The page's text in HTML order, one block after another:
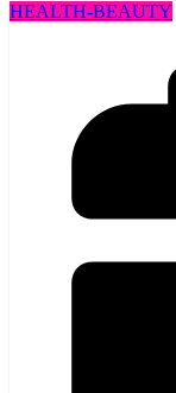
HEALTH​-BEAUTY